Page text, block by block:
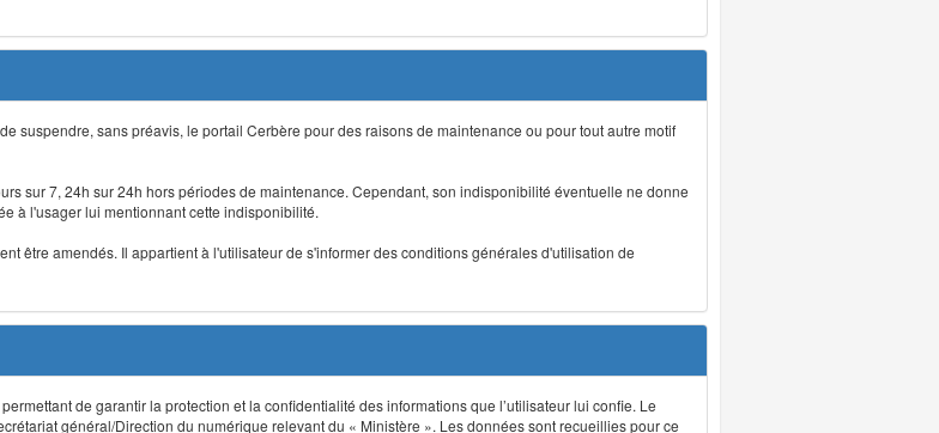
suspendre, sans préavis, le portail Cerbère pour des raisons de maintenance ou pour tout autre motif
sur 7, 24h sur 24h hors périodes de maintenance. Cependant, son indisponibilité éventuelle ne donne
à l'usager lui mentionnant cette indisponibilité.
être amendés. Il appartient à l'utilisateur de s'informer des conditions générales d'utilisation de
de garantir la protection et la confidentialité des informations que l’utilisateur lui confie. Le
général/Direction du numérique relevant du « Ministère ». Les données sont recueillies pour ce